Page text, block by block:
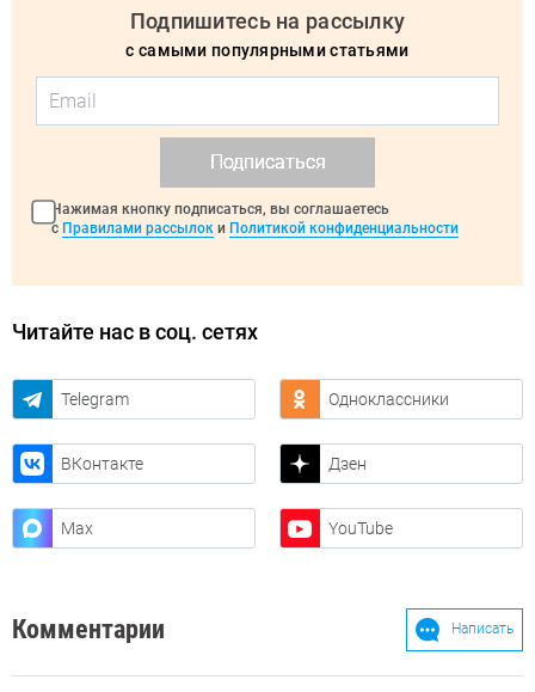
Подпишитесь на рассылку
с самыми популярными статьями
Подписаться
Нажимая кнопку подписаться, вы соглашаетесь
с Правилами рассылок и Политикой конфиденциальности
Читайте нас в соц. сетях
Telegram Одноклассники
ВКонтакте Дзен
Max YouTube
Комментарии Написать